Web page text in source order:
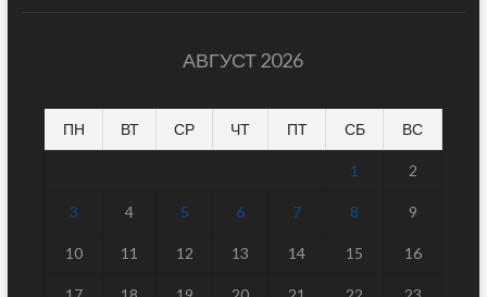
АВГУСТ 2026
ПН ВТ СР ЧТ ПТ СБ ВС
1 2
3 4 5 6 7 8 9
10 11 12 13 14 15 16